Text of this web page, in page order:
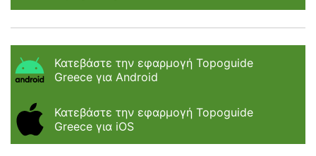
Κατεβάστε την εφαρμογή Topoguide
Greece για Android
Κατεβάστε την εφαρμογή Topoguide
Greece για iOS